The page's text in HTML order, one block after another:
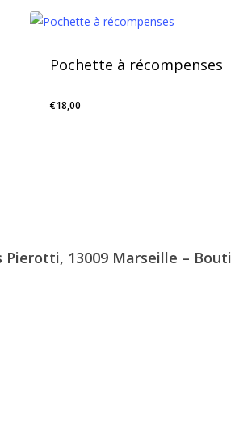
Pochette à récompenses
€18,00
Pierotti, 13009 Marseille –